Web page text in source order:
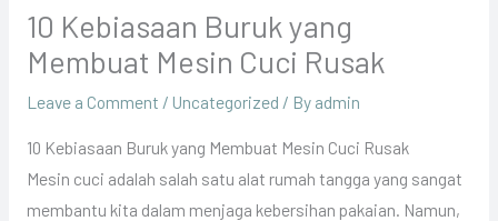
10 Kebiasaan Buruk yang
Membuat Mesin Cuci Rusak
Leave a Comment / Uncategorized / By admin
10 Kebiasaan Buruk yang Membuat Mesin Cuci Rusak
Mesin cuci adalah salah satu alat rumah tangga yang sangat
membantu kita dalam menjaga kebersihan pakaian. Namun,